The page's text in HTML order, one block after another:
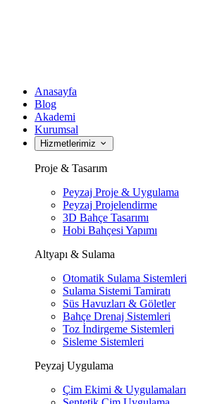
Anasayfa
Blog
Akademi
Kurumsal
Hizmetlerimiz
Proje & Tasarım
Peyzaj Proje & Uygulama
Peyzaj Projelendirme
3D Bahçe Tasarımı
Hobi Bahçesi Yapımı
Altyapı & Sulama
Otomatik Sulama Sistemleri
Sulama Sistemi Tamiratı
Süs Havuzları & Göletler
Bahçe Drenaj Sistemleri
Toz İndirgeme Sistemleri
Sisleme Sistemleri
Peyzaj Uygulama
Çim Ekimi & Uygulamaları